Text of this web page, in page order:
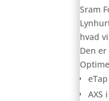
Sram
hvad
Den
AXS